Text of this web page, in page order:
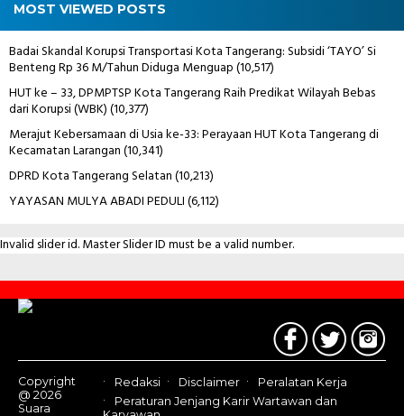
MOST VIEWED POSTS
Badai Skandal Korupsi Transportasi Kota Tangerang: Subsidi ‘TAYO’ Si
Benteng Rp 36 M/Tahun Diduga Menguap(10,517)
HUT ke – 33, DPMPTSP Kota Tangerang Raih Predikat Wilayah Bebas
dari Korupsi (WBK)(10,377)
Merajut Kebersamaan di Usia ke-33: Perayaan HUT Kota Tangerang di
Kecamatan Larangan(10,341)
DPRD Kota Tangerang Selatan(10,213)
YAYASAN MULYA ABADI PEDULI(6,112)
Invalid slider id. Master Slider ID must be a valid number.
Contact
Us
Copyright
@ 2026
Suara
Redaksi Disclaimer
Peralatan Kerja
Peraturan Jenjang Karir Wartawan dan